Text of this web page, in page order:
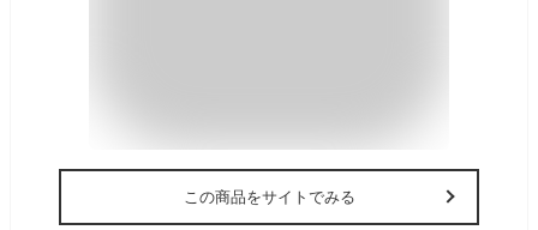
この商品をサイトでみる